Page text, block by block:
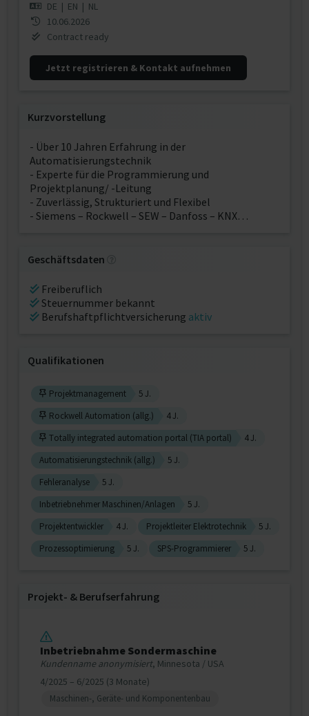
DE | EN | NL
10.06.2026
Contract ready
Jetzt registrieren & Kontakt aufnehmen
Kurzvorstellung
- Über 10 Jahren Erfahrung in der
Automatisierungstechnik
- Experte für die Programmierung und
Projektplanung/ -Leitung
- Zuverlässig, Strukturiert und Flexibel
- Siemens – Rockwell – SEW – Danfoss – KNX…
Geschäftsdaten
Freiberuflich
Steuernummer bekannt
Berufshaftpflichtversicherung aktiv
Qualifikationen
Projektmanagement
5 J.
Rockwell Automation (allg.)
4 J.
Totally integrated automation portal (TIA portal)
4 J.
Automatisierungstechnik (allg.)
5 J.
Fehleranalyse
5 J.
Inbetriebnehmer Maschinen/Anlagen
5 J.
Projektentwickler
4 J. Projektleiter Elektrotechnik
5 J.
Prozessoptimierung
5 J. SPS-Programmierer 5 J.
Projekt‐ & Berufserfahrung
Inbetriebnahme Sondermaschine
Kundenname anonymisiert, Minnesota / USA
4/2025 – 6/2025 (3 Monate)
Maschinen-, Geräte- und Komponentenbau